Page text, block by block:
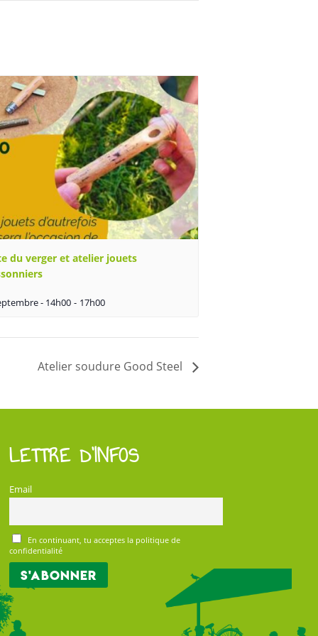
du verger et atelier jouets
- 14h00 - 17h00
Atelier soudure Good Steel
LETTRE D’INFOS
Email
En continuant, tu acceptes la politique de
confidentialité